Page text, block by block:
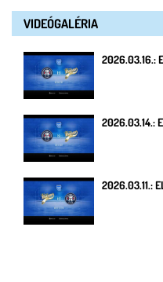
VIDEÓGALÉRIA
2026.03.16.:
2026.03.14.:
2026.03.11.: